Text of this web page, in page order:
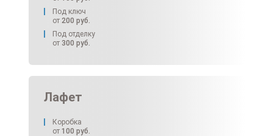
Под ключ
от 200 руб.
Под отделку
от 300 руб.
Лафет
Коробка
от 100 руб.